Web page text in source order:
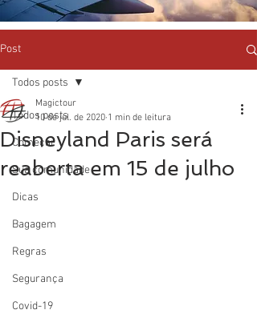
Post
Todos posts
Começar
Sua comunidade
Dicas
Bagagem
Regras
Segurança
Covid-19
Todos posts
Disneyland Paris será
reaberta em 15 de julho
Magictour
10 de jul. de 2020 1 min de leitura